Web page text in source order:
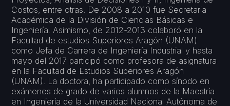
Costos, entre otras. De 2008 a 2010 fue Secretaria
Académica de la División de Ciencias Básicas e
Ingeniería. Asimismo, de 2012-2013 colaboró en la
Facultad de estudios Superiores Aragón (UNAM)
como Jefa de Carrera de Ingeniería Industrial y hasta
mayo del 2017 participó como profesora de asignatura
en la Facultad de Estudios Superiores Aragón
(UNAM). La doctora, ha participado como sínodo en
exámenes de grado de varios alumnos de la Maestría
en Ingeniería de la Universidad Nacional Autónoma de